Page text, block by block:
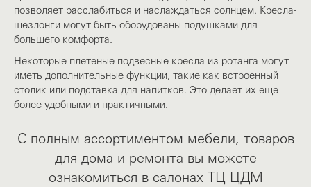
позволяет расслабиться и наслаждаться солнцем. Кресла-
шезлонги могут быть оборудованы подушками для
большего комфорта.
Некоторые плетеные подвесные кресла из ротанга могут
иметь дополнительные функции, такие как встроенный
столик или подставка для напитков. Это делает их еще
более удобными и практичными.
С полным ассортиментом мебели, товаров
для дома и ремонта вы можете
ознакомиться в салонах ТЦ ЦДМ